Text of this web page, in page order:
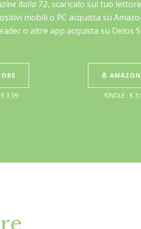
Italia 72, scaricalo sul tuo
mobili o PC acquista su
o altre app acquista su Delos
€ 3,99 KINDLE - €